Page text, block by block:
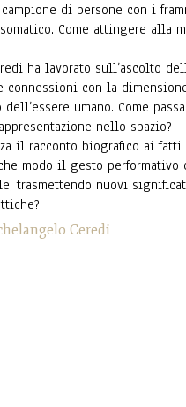
di persone con i
Come attingere alla
ha lavorato sull’ascolto
con la
umano. Come
nello spazio?
il racconto biografico ai
modo il gesto
trasmettendo nuovi
Ceredi